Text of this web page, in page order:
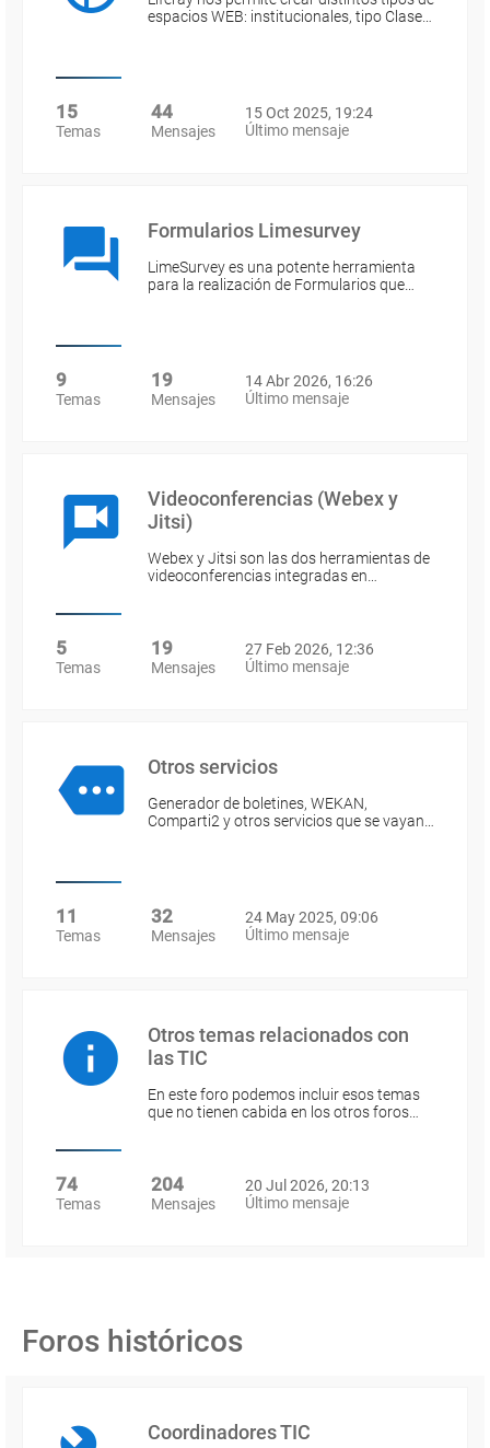
espacios WEB: institucionales, tipo Clase…
15
Temas
44
Mensajes
15 Oct 2025, 19:24
Último mensaje
Formularios Limesurvey
LimeSurvey es una potente herramienta
para la realización de Formularios que…
9
Temas
19
Mensajes
14 Abr 2026, 16:26
Último mensaje
Videoconferencias (Webex y
Jitsi)
Webex y Jitsi son las dos herramientas de
videoconferencias integradas en…
5
Temas
19
Mensajes
27 Feb 2026, 12:36
Último mensaje
Otros servicios
Generador de boletines, WEKAN,
Comparti2 y otros servicios que se vayan…
11
Temas
32
Mensajes
24 May 2025, 09:06
Último mensaje
Otros temas relacionados con
las TIC
En este foro podemos incluir esos temas
que no tienen cabida en los otros foros…
74
Temas
204
Mensajes
20 Jul 2026, 20:13
Último mensaje
Foros históricos
Coordinadores TIC